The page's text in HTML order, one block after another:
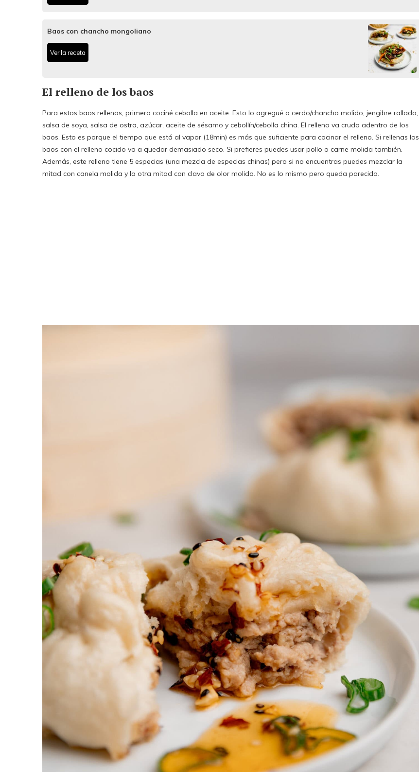
Baos con chancho mongoliano
Ver la receta
El relleno de los baos
Para estos baos rellenos, primero cociné cebolla en aceite. Esto lo agregué a cerdo/chancho molido, jengibre rallado,
salsa de soya, salsa de ostra, azúcar, aceite de sésamo y cebollín/cebolla china. El relleno va crudo adentro de los
baos. Esto es porque el tiempo que está al vapor (18min) es más que suficiente para cocinar el relleno. Si rellenas los
baos con el relleno cocido va a quedar demasiado seco. Si prefieres puedes usar pollo o carne molida también.
Además, este relleno tiene 5 especias (una mezcla de especias chinas) pero si no encuentras puedes mezclar la
mitad con canela molida y la otra mitad con clavo de olor molido. No es lo mismo pero queda parecido.